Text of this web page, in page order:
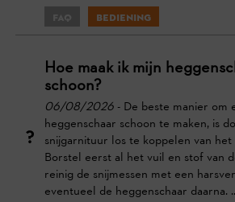
FAQ Bediening
Hoe maak ik mijn
schoon?
06/08/2026 - De beste manier om
heggenschaar schoon te maken, is
snijgarnituur los te koppelen van het
Borstel eerst al het vuil en stof van
reinig de snijmessen met een
eventueel de heggenschaar daarna.